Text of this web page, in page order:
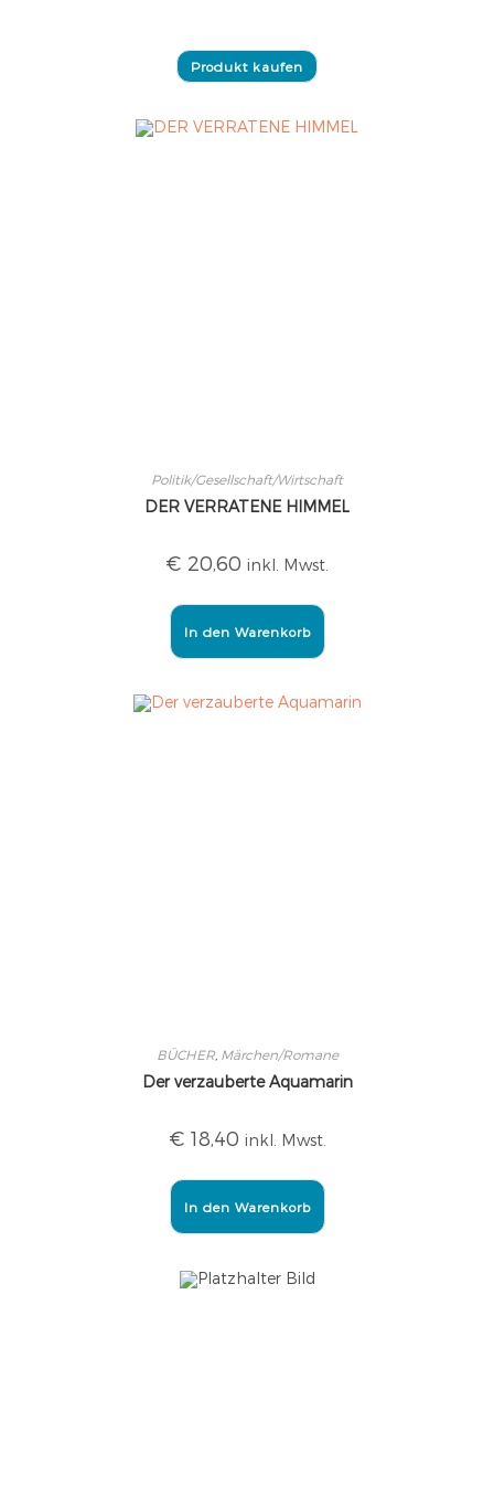
Produkt kaufen
Politik/Gesellschaft/Wirtschaft
DER VERRATENE HIMMEL
€ 20,60 inkl. Mwst.
In den Warenkorb
BÜCHER, Märchen/Romane
Der verzauberte Aquamarin
€ 18,40 inkl. Mwst.
In den Warenkorb